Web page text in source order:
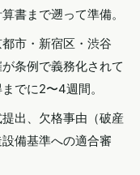
書まで遡って準備。
都市・新宿区・渋谷
条例で義務化されて
でに2〜4週間。
提出、欠格事由（破産
備基準への適合審